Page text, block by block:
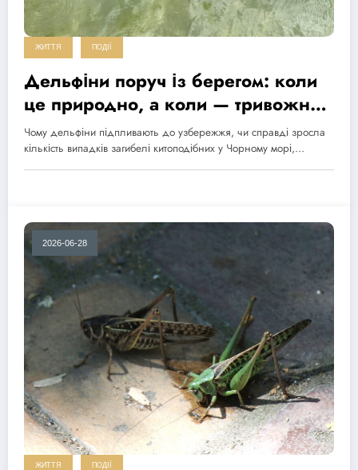
ЖИТТЯ ПОДІЇ
Дельфіни поруч із берегом: коли
це природно, а коли — тривожний
сигнал?
Чому дельфіни підпливають до узбережжя, чи справді зросла
кількість випадків загибелі китоподібних у Чорному морі,…
2026-06-28
ЖИТТЯ ПОДІЇ